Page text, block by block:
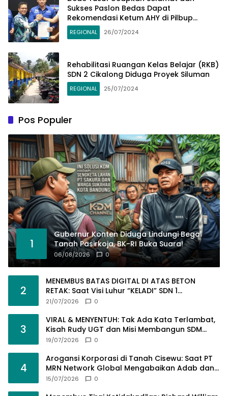
Sukses Paslon Bedas Dapat
Rekomendasi Ketum AHY di Pilbup
Bandung
REGIONAL 26/07/2024
Rehabilitasi Ruangan Kelas Belajar (RKB)
SDN 2 Cikalong Diduga Proyek Siluman
REGIONAL 25/07/2024
Pos Populer
1
Gubernur Konten Diduga Lindungi Begal
Tanah Pasirkoja, BK-RI Buka Suara!
06/08/2026 0
2
MENEMBUS BATAS DIGITAL DI ATAS BETON
RETAK: Saat Visi Luhur “KELADI” SDN 1
Pamalayan Dihantam Dugaan Pembangunan
21/07/2026 0
3
VIRAL & MENYENTUH: Tak Ada Kata Terlambat,
Kisah Rudy UGT dan Misi Membangun SDM
Bangsa Lewat Kuliah Jarak Jauh
19/07/2026 0
4
Arogansi Korporasi di Tanah Cisewu: Saat PT
MRN Network Global Mengabaikan Adab dan
Hukum
15/07/2026 0